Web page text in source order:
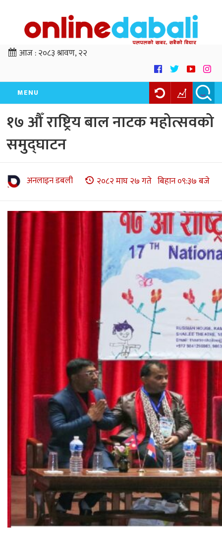
आज :२०८३ श्रावण, २२
MENU
१७ औँ राष्ट्रिय बाल नाटक महोत्सवको
समुद्घाटन
अनलाइन डबली २०८२ माघ २७ गते बिहान ०९:३७ बजे